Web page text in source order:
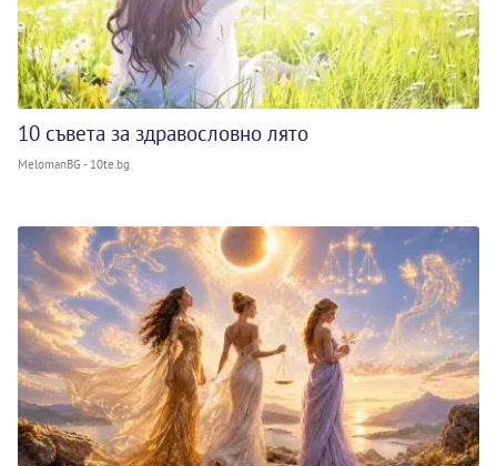
10 съвета за здравословно лято
MelomanBG - 10te.bg